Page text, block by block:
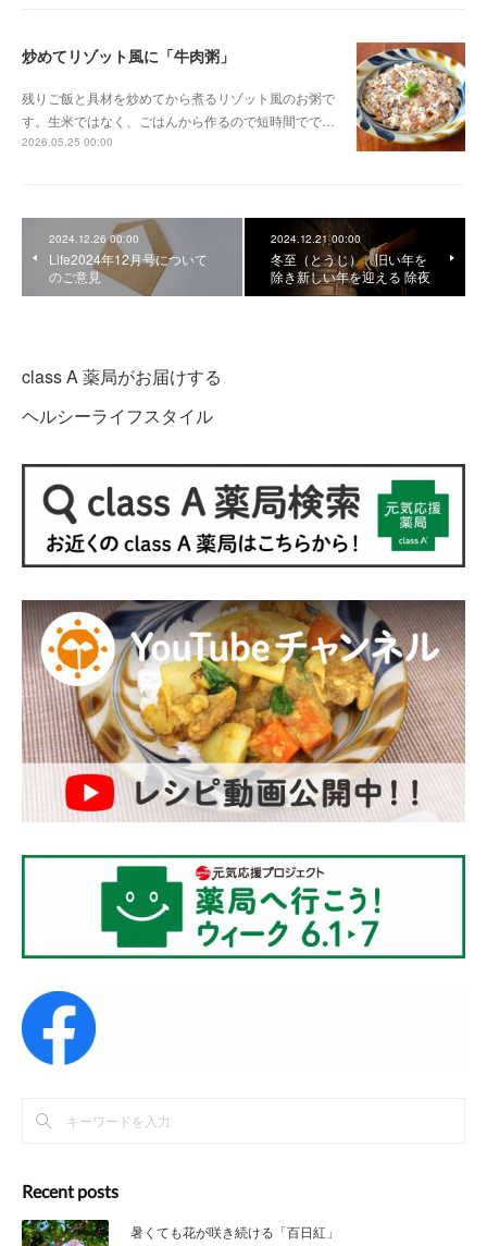
炒めてリゾット風に「牛肉粥」
残りご飯と具材を炒めてから煮るリゾット風のお粥で
す。生米ではなく、ごはんから作るので短時間でで…
2026.05.25 00:00
2024.12.26 00:00
Life2024年12月号について
のご意見
2024.12.21 00:00
冬至（とうじ） 旧い年を
除き新しい年を迎える 除夜
class A 薬局がお届けする
ヘルシーライフスタイル
Recent posts
暑くても花が咲き続ける「百日紅」